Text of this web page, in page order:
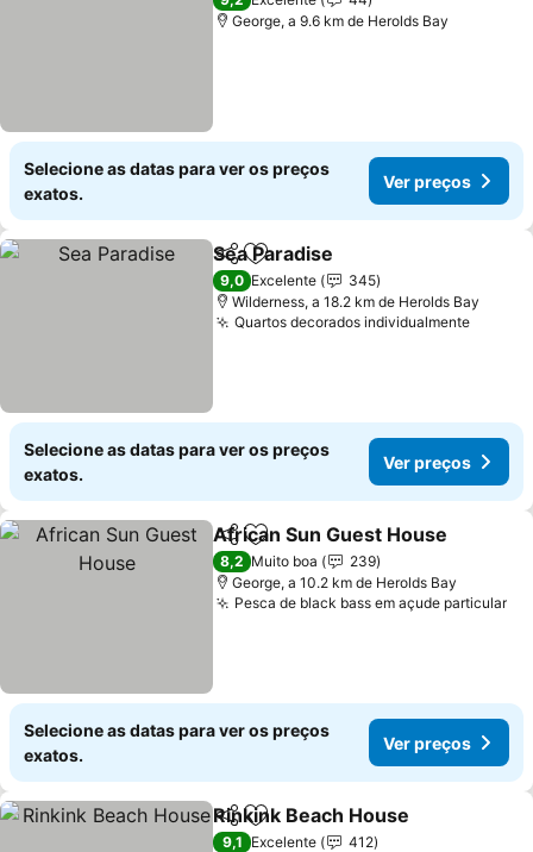
George, a 9.6 km de Herolds Bay
Selecione as datas para ver os preços
exatos.
Ver preços
PartilharAdicionar aos favoritos
Sea Paradise
9,0 Excelente
345
Wilderness, a 18.2 km de Herolds Bay
Quartos decorados individualmente
Selecione as datas para ver os preços
exatos.
Ver preços
PartilharAdicionar aos favoritos
African Sun Guest House
8,2 Muito boa
239
George, a 10.2 km de Herolds Bay
Pesca de black bass em açude particular
Selecione as datas para ver os preços
exatos.
Ver preços
PartilharAdicionar aos favoritos
Rinkink Beach House
9,1 Excelente
412